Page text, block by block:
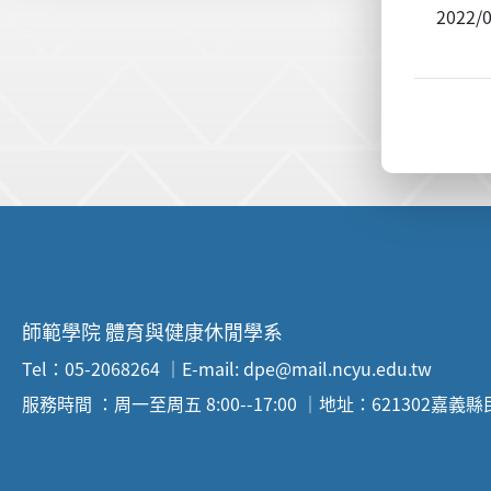
2022/
師範學院 體育與健康休閒學系
Tel：05-2068264 ｜E-mail: dpe@mail.ncyu.edu.tw
服務時間 ：周一至周五 8:00--17:00 ｜地址：621302嘉義